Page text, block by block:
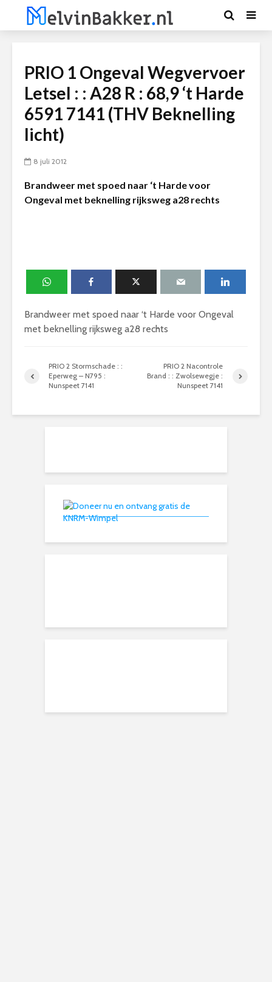
PRIO 1 Ongeval Wegvervoer
Letsel : : A28 R : 68,9 ‘t Harde
6591 7141 (THV Beknelling
licht)
8 juli 2012
Brandweer met spoed naar ‘t Harde voor
Ongeval met beknelling rijksweg a28 rechts
Brandweer met spoed naar ‘t Harde voor Ongeval
met beknelling rijksweg a28 rechts
PRIO 2 Stormschade : :
Eperweg – N795 :
Nunspeet 7141
PRIO 2 Nacontrole
Brand : : Zwolsewegje :
Nunspeet 7141